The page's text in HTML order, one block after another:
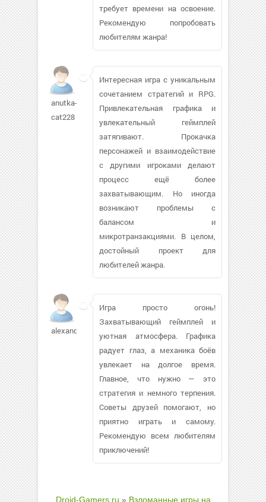
требует времени на освоение.
Рекомендую попробовать
любителям жанра!
anutka-
cat228
Интересная игра с уникальным
сочетанием стратегий и RPG.
Привлекательная графика и
увлекательный геймплей
затягивают. Прокачка
персонажей и взаимодействие
с другими игроками делают
процесс ещё более
захватывающим. Но иногда
возникают проблемы с
балансом и
микротранзакциями. В целом,
достойный проект для
любителей жанра.
alexandr86
Игра просто огонь!
Захватывающий геймплей и
уютная атмосфера. Графика
радует глаз, а механика боёв
увлекает на долгое время.
Главное, что нужно — это
стратегия и немного терпения.
Советы друзей помогают, но
приятно играть и самому.
Рекомендую всем любителям
приключений!
Droid-Gamers.ru » Взломанные игры на